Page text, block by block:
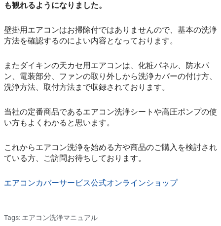
も観れるようになりました。
壁掛用エアコンはお掃除付ではありませんので、基本の洗浄
方法を確認するのによい内容となっております。
またダイキンの天カセ用エアコンは、化粧パネル、防水パ
ン、電装部分、ファンの取り外しから洗浄カバーの付け方、
洗浄方法、取付方法まで収録されております。
当社の定番商品であるエアコン洗浄シートや高圧ポンプの使
い方もよくわかると思います。
これからエアコン洗浄を始める方や商品のご購入を検討され
ている方、ご訪問お待ちしております。
エアコンカバーサービス公式オンラインショップ
Tags: エアコン洗浄マニュアル